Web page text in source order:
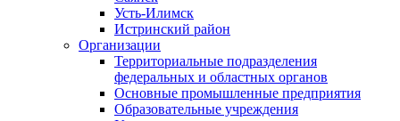
Усть-Илимск
Истринский район
Организации
Территориальные подразделения
федеральных и областных органов
Основные промышленные предприятия
Образовательные учреждения